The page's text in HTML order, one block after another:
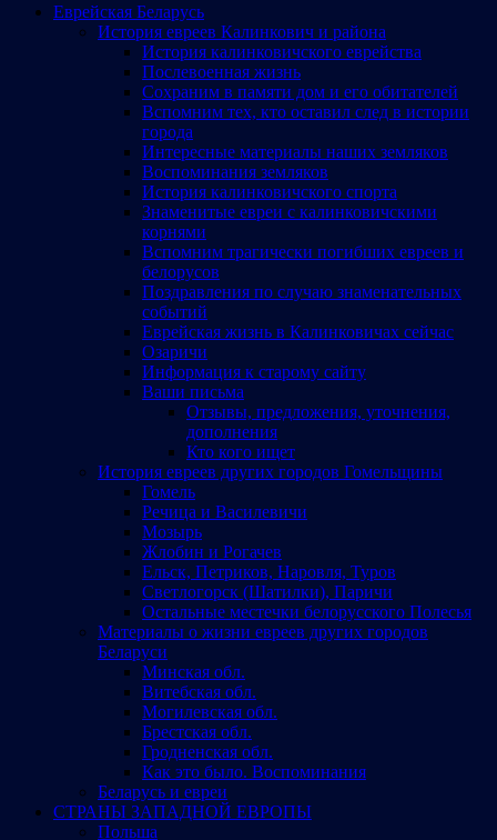
Еврейская Беларусь
История евреев Калинкович и района
История калинковичского еврейства
Послевоенная жизнь
Сохраним в памяти дом и его обитателей
Вспомним тех, кто оставил след в истории
города
Интересные материалы наших земляков
Воспоминания земляков
История калинковичского спорта
Знаменитые евреи с калинковичскими
корнями
Вспомним трагически погибших евреев и
белорусов
Поздравления по случаю знаменательных
событий
Еврейская жизнь в Калинковичах сейчас
Озаричи
Информация к старому сайту
Ваши письма
Отзывы, предложения, уточнения,
дополнения
Кто кого ищет
История евреев других городов Гомельщины
Гомель
Речица и Василевичи
Мозырь
Жлобин и Рогачев
Ельск, Петриков, Наровля, Туров
Светлогорск (Шатилки), Паричи
Остальные местечки белорусского Полесья
Материалы о жизни евреев других городов
Беларуси
Минская обл.
Витебская обл.
Могилевская обл.
Брестская обл.
Гродненская обл.
Как это было. Воспоминания
Беларусь и евреи
СТРАНЫ ЗАПАДНОЙ ЕВРОПЫ
Польша